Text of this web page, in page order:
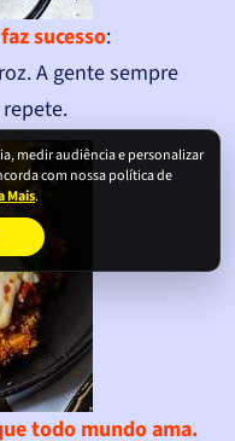
medir audiência e personalizar
com nossa política de
Mais.
sucesso:
A gente sempre
todo mundo ama.